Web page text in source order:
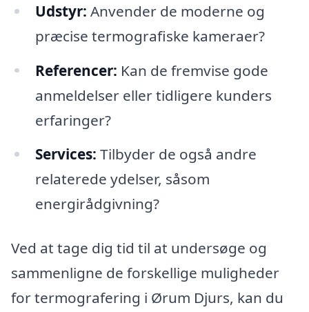
Udstyr: Anvender de moderne og
præcise termografiske kameraer?
Referencer: Kan de fremvise gode
anmeldelser eller tidligere kunders
erfaringer?
Services: Tilbyder de også andre
relaterede ydelser, såsom
energirådgivning?
Ved at tage dig tid til at undersøge og
sammenligne de forskellige muligheder
for termografering i Ørum Djurs, kan du